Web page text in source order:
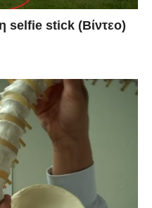
selfie stick (Βίντεο)